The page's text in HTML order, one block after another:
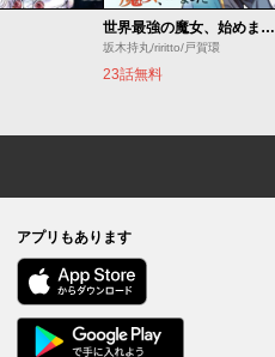
世界最強の魔女、始めました ～私だけ『攻略サイト』を見れる世界で自由に生きます～
坂木持丸/riritto/戸賀環
23話無料
アプリもあります